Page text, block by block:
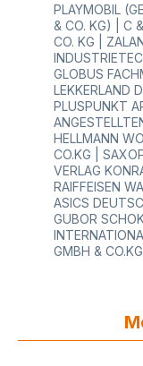
PLAYMOBIL
& CO. KG) | C
CO. KG |
GLOBUS
LEKKERLAND
PLUSPUNKT
HELLMANN
CO.KG |
VERLAG
RAIFFEISEN
ASICS
GUBOR
GMBH &